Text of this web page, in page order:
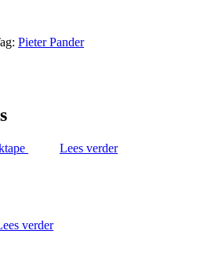
Pieter Pander
Lees verder
verder